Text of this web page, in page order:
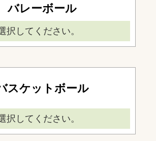
ス/Pプレート/塁ベース
四面体/受金具
バレーボール
してください。
ト屋上用
台
ト
スケットボール
してください。